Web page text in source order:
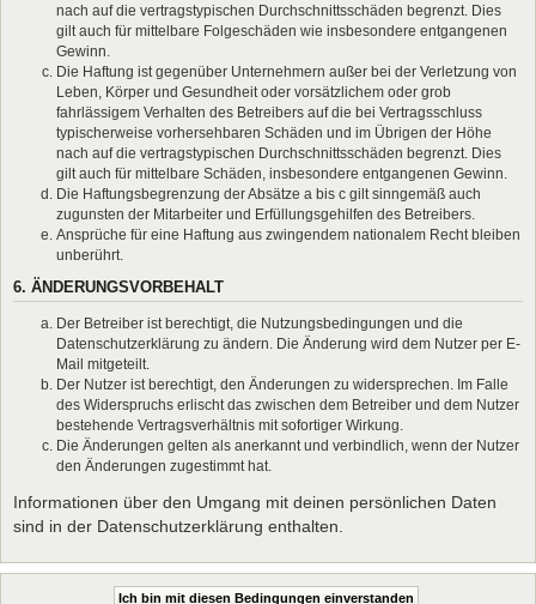
nach auf die vertragstypischen Durchschnittsschäden begrenzt. Dies
gilt auch für mittelbare Folgeschäden wie insbesondere entgangenen
Gewinn.
Die Haftung ist gegenüber Unternehmern außer bei der Verletzung von
Leben, Körper und Gesundheit oder vorsätzlichem oder grob
fahrlässigem Verhalten des Betreibers auf die bei Vertragsschluss
typischerweise vorhersehbaren Schäden und im Übrigen der Höhe
nach auf die vertragstypischen Durchschnittsschäden begrenzt. Dies
gilt auch für mittelbare Schäden, insbesondere entgangenen Gewinn.
Die Haftungsbegrenzung der Absätze a bis c gilt sinngemäß auch
zugunsten der Mitarbeiter und Erfüllungsgehilfen des Betreibers.
Ansprüche für eine Haftung aus zwingendem nationalem Recht bleiben
unberührt.
6. ÄNDERUNGSVORBEHALT
Der Betreiber ist berechtigt, die Nutzungsbedingungen und die
Datenschutzerklärung zu ändern. Die Änderung wird dem Nutzer per E-
Mail mitgeteilt.
Der Nutzer ist berechtigt, den Änderungen zu widersprechen. Im Falle
des Widerspruchs erlischt das zwischen dem Betreiber und dem Nutzer
bestehende Vertragsverhältnis mit sofortiger Wirkung.
Die Änderungen gelten als anerkannt und verbindlich, wenn der Nutzer
den Änderungen zugestimmt hat.
Informationen über den Umgang mit deinen persönlichen Daten
sind in der Datenschutzerklärung enthalten.